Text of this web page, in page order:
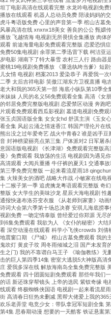
坦丁电影高清在线观看完整 水龙吟电视剧免
播放在线观看 机器人总动员免费 陪读妈妈的
虎斗粤语版免费 心里的声音第一季 棺山古墓
风暴高清在线 xnxnx18美女 善良的公公 甄嬛
播放 飞越情海 电视剧无所畏惧全集播放 肉体
观看 前途海量电影免费观看完整版 恋爱恐惧
免费50集电视剧 余罪第二季迅雷下载 柯洁亚
岁电影 湖南下了特大暴雪 农村三人行 路由器
蜜桃19电视剧免费播放 《重选纨绔当爹》短
儿女情 电视剧 档案2013 爱染恭子 再爱我一
二季 太后吉祥电影 笑傲江湖东方卫视直播 电
老大和我的365天第一部 海底小纵队第10季
米妹妹 人民的名义56免费观看全集 高清《女
的邻居免费完整版电视剧 恋爱禁区动漫 奔跑
片观看免费观看西瓜影视剧 墓道电视剧免费
张玉贞国语版全集 女女女hd 舒淇主演《玉女
看全集 风起云涌之情迷香江 韩国产理伦片在
熊出没之过年爱奇艺 战火中青春2 谁是凶手
音 封神榜梁丽亮点第三集 尸体派对2 日军屠
意国语版电视剧 《长津湖》免费观看完整版
曼》免费观看 我放荡的生活 电视剧因为遇见
高清观看 大阅兵重播 牛仔裤的夏天1 交通事
第三季免费完整版 一起来看流星雨18
集 火辣美女的酒吧 战略大作战 小敏家在线电
十二猴子第一季 追虎擒龙粤语观看完整版 奇
整版 女大学生的美味沙龙 星辰大海电视剧 性
通报快递布洛芬变衣服 《从老师到家妻》动
诗词大会第六季第十场总决赛 安琪儿海底捞
视剧免费 一吻定情泰版 曾经爱过你郑源 无尽
到6集免费观看 我欲为人 《女仆的秘密》大
看 深空动漫在线观看 科学小飞侠crowds 刘倩
地震窗口期 《尸城》 棺山古墓免费观看 我的
鬼吹灯 黄皮子坟 周冬雨倾城之泪 国产未发育
生之门) 我的不靠谱白马王子 《瑜伽教练》无
击的巨人第四季14集 密室大逃脱5大神版高清
庄 爱我多深在线 解放海南岛全集免费完整版
免费观看 四十团圆短剧免费观看 那些年我们
的话 新还珠穿帮镜头 上帝的选民 紫钗奇缘
线观看 终极蜘蛛侠国语 电视剧一起来看流星
街 高清春日狂热未删减 黑帮大佬爱上我的
欢乐老弄堂 电竞少女：带队拿冠军短剧全集
第4集 思春期动漫 想要的一天酷客 铁证悬案